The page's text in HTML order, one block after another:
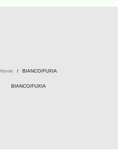
Home / BIANCO/FUXIA
BIANCO/FUXIA